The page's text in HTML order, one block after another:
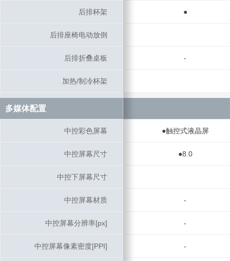
后排杯架 ●
后排座椅电动放倒
后排折叠桌板 -
加热/制冷杯架
多媒体配置
中控彩色屏幕 ●触控式液晶屏
中控屏幕尺寸 ●8.0
中控下屏幕尺寸
中控屏幕材质 -
中控屏幕分辨率[px] -
中控屏幕像素密度[PPI] -
后排杯架
后排座椅电动放倒
后排折叠桌板
加热/制冷杯架
多媒体配置
中控彩色屏幕
中控屏幕尺寸
中控下屏幕尺寸
中控屏幕材质
中控屏幕分辨率[px]
中控屏幕像素密度[PPI]